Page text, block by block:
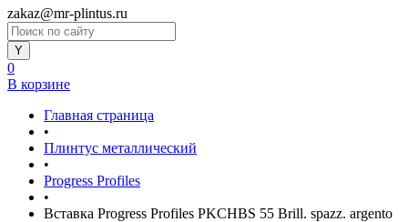
zakaz@mr-plintus.ru
0
В корзине
Главная страница
•
Плинтус металлический
•
Progress Profiles
•
Вставка Progress Profiles PKCHBS 55 Brill. spazz. argento